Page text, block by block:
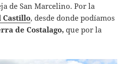
de San Marcelino. Por la
Castillo, desde donde podíamos
de Costalago, que por la